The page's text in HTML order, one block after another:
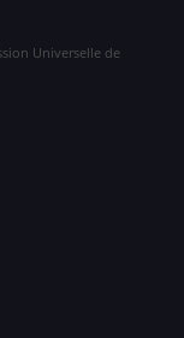
Universelle de